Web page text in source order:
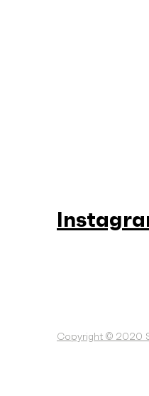
Copyright © 2020